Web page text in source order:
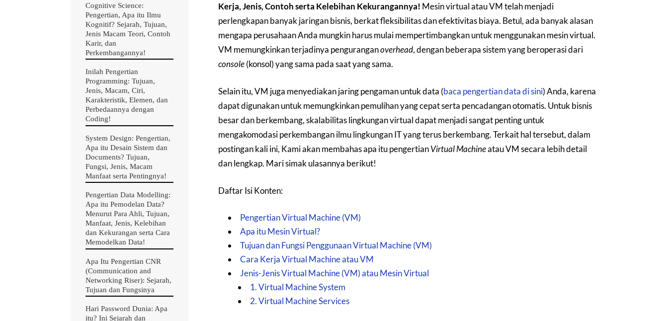
Kerja, Jenis, Contoh serta Kelebihan Kekurangannya! Mesin virtual atau VM telah menjadi
perlengkapan banyak jaringan bisnis, berkat fleksibilitas dan efektivitas biaya. Betul, ada banyak alasan
mengapa perusahaan Anda mungkin harus mulai mempertimbangkan untuk menggunakan mesin virtual.
VM memungkinkan terjadinya penguranganoverhead, dengan beberapa sistem yang beroperasi dari
console(konsol) yang sama pada saat yang sama.
Selain itu, VM juga menyediakan jaring pengaman untuk data (baca pengertian data di sini) Anda, karena
dapat digunakan untuk memungkinkan pemulihan yang cepat serta pencadangan otomatis. Untuk bisnis
besar dan berkembang, skalabilitas lingkungan virtual dapat menjadi sangat penting untuk
mengakomodasi perkembangan ilmu lingkungan IT yang terus berkembang. Terkait hal tersebut, dalam
postingan kali ini, Kami akan membahas apa itu pengertianVirtual Machineatau VM secara lebih detail
dan lengkap. Mari simak ulasannya berikut!
Daftar Isi Konten:
Pengertian Virtual Machine (VM)
Apa itu Mesin Virtual?
Tujuan dan Fungsi Penggunaan Virtual Machine (VM)
Cara Kerja Virtual Machine atau VM
Jenis-Jenis Virtual Machine (VM) atau Mesin Virtual
1. Virtual Machine System
2. Virtual Machine Services
Cognitive Science:
Pengertian, Apa itu Ilmu
Kognitif? Sejarah, Tujuan,
Jenis Macam Teori, Contoh
Karir, dan
Perkembangannya!
Inilah Pengertian
Programming: Tujuan,
Jenis, Macam, Ciri,
Karakteristik, Elemen, dan
Perbedaannya dengan
Coding!
System Design: Pengertian,
Apa itu Desain Sistem dan
Documents? Tujuan,
Fungsi, Jenis, Macam
Manfaat serta Pentingnya!
Pengertian Data Modelling:
Apa itu Pemodelan Data?
Menurut Para Ahli, Tujuan,
Manfaat, Jenis, Kelebihan
dan Kekurangan serta Cara
Memodelkan Data!
Apa Itu Pengertian CNR
(Communication and
Networking Riser): Sejarah,
Tujuan dan Fungsinya
Hari Password Dunia: Apa
itu? Ini Sejarah dan